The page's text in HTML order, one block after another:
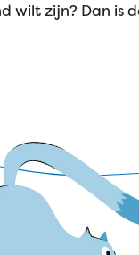
wilt zijn? Dan is